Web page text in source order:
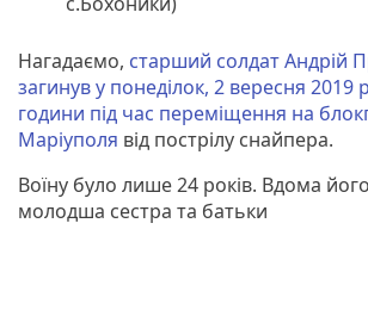
Нагадаємо, старший солдат Андрій
загинув у понеділок, 2 вересня 2019
години під час переміщення на
Маріуполя від пострілу снайпера.
Воїну було лише 24 років. Вдома
молодша сестра та батьки